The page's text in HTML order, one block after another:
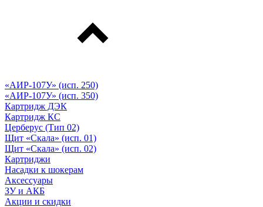
«АИР-107У» (исп. 250)
«АИР-107У» (исп. 350)
Картридж ДЭК
Картридж КС
Церберус (Тип 02)
Щит «Скала» (исп. 01)
Щит «Скала» (исп. 02)
Картриджи
Насадки к шокерам
Аксессуары
ЗУ и АКБ
Акции и скидки